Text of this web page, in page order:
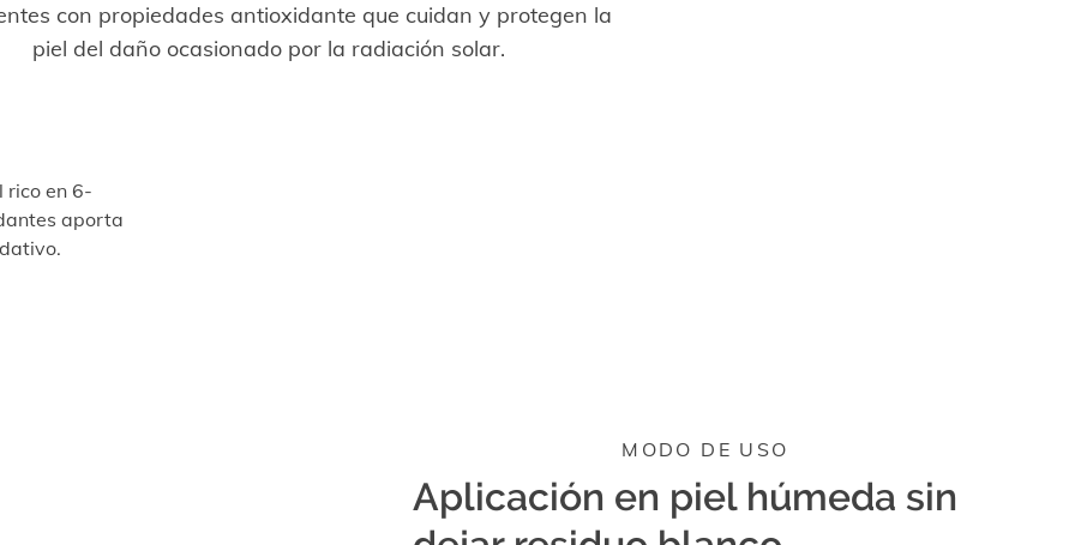
con propiedades antioxidante que cuidan y protegen la
piel del daño ocasionado por la radiación solar.
rico en 6-
aporta
MODO DE USO
Aplicación en piel húmeda sin